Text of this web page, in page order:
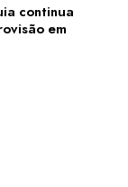
continua
em